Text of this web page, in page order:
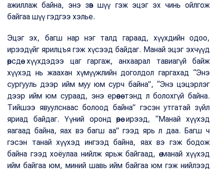
ажиллаж байна, энэ зөв шүү гэж эцэг эх чинь ойлгож
байгаа шүү гэдгээ хэлье.
Эцэг эх, багш нар нэг талд гараад, хүүхдийн одоо,
ирээдүйг ярилцъя гэж хүсээд байдаг. Манай эцэг эхчүүд
өөрсдөө хүүхдэдээ цаг гаргаж, анхаарал тавиагүй байж
хүүхэд нь жаахан хүмүүжлийн доголдол гаргахад “Энэ
сургууль дээр ийм муу юм сурч байна”, “Энэ цэцэрлэг
дээр ийм юм сураад, энэ ерөөсөө тэнд л болохгүй байна.
Тийшээ явуулснаас болоод байна” гэсэн утгатай зүйл
яриад байдаг. Үүний оронд өөрөө ирээд, “Манай хүүхэд
яагаад байна, яах вэ багш аа” гээд ярь л даа. Багш ч
гэсэн танай хүүхэд ингээд байна, яах вэ гэж бодож
байна гээд хоёулаа нийлж ярьж байгаад, өө манай хүүхэд
ийм байгаа юм, миний шавь ийм байгаа юм гэж нийлээд